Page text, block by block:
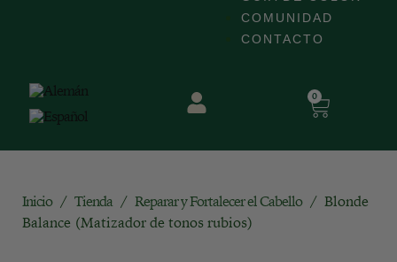
COMUNIDAD
CONTACTO
0
Inicio/ Tienda/ Reparar y Fortalecer el Cabello/ Blonde
Balance (Matizador de tonos rubios)